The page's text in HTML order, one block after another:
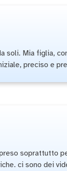
Mia figlia,
preciso e
soprattutto
ci sono dei